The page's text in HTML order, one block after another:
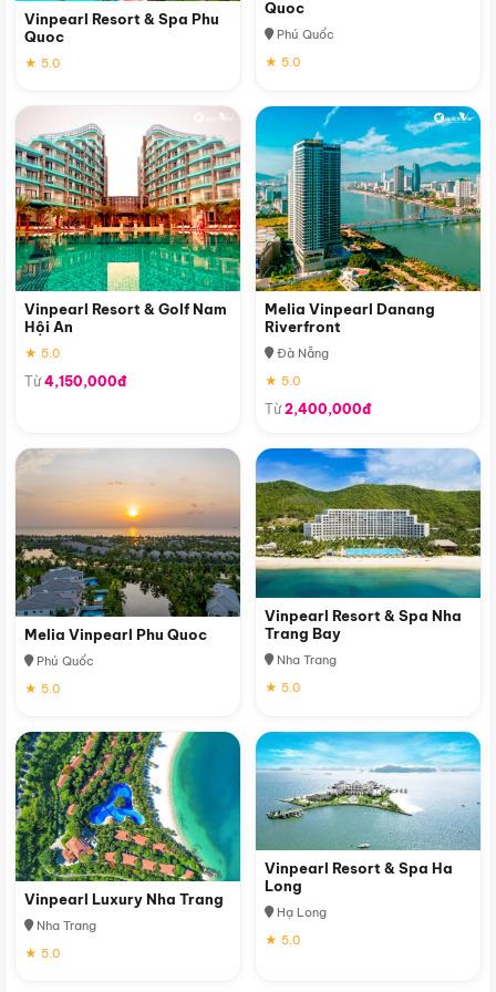
Vinpearl Resort & Spa Phu
Quoc
★ 5.0
Quoc
Phú Quốc
★ 5.0
Vinpearl Resort & Golf Nam
Hội An
★ 5.0
Từ4,150,000đ
Melia Vinpearl Danang
Riverfront
Đà Nẵng
★ 5.0
Từ2,400,000đ
Melia Vinpearl Phu Quoc
Phú Quốc
★ 5.0
Vinpearl Resort & Spa Nha
Trang Bay
Nha Trang
★ 5.0
Vinpearl Luxury Nha Trang
Nha Trang
★ 5.0
Vinpearl Resort & Spa Ha
Long
Hạ Long
★ 5.0